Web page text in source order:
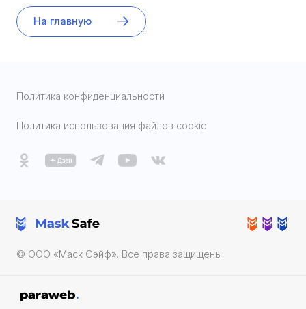
На главную
Политика конфиденциальности
Политика использования файлов cookie
© ООО «Маск Cэйф». Все права защищены.